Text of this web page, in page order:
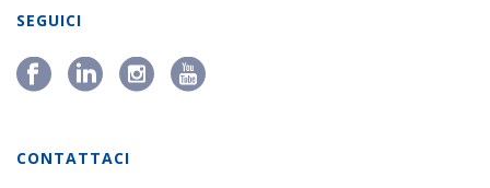
SEGUICI
CONTATTACI